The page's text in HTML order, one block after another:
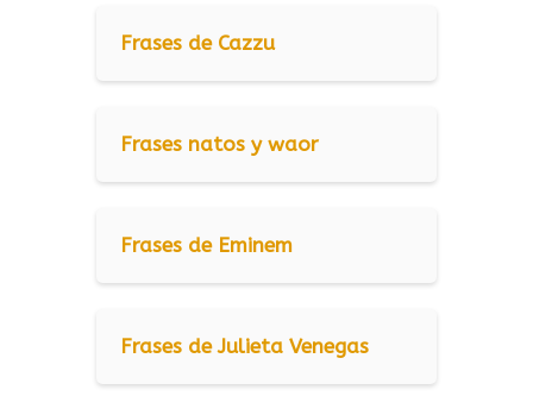
Frases de Cazzu
Frases natos y waor
Frases de Eminem
Frases de Julieta Venegas